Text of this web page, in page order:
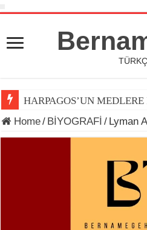
HARPAGOS’UN
Home/ BİYOGRAFİ / Lyman